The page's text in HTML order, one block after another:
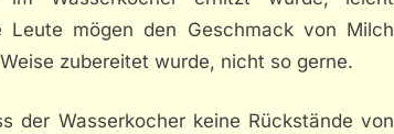
Leute mögen den Geschmack von Milch
zubereitet wurde, nicht so gerne.
der Wasserkocher keine Rückstände von